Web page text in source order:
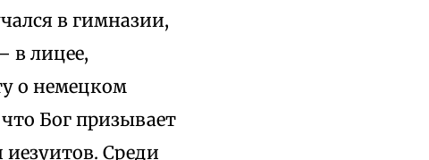
в гимназии,
в лицее,
о немецком
Бог призывает
Среди